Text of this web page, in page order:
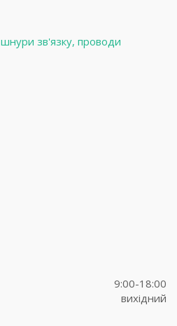
зв'язку, проводи
9:00-18:00
вихідний